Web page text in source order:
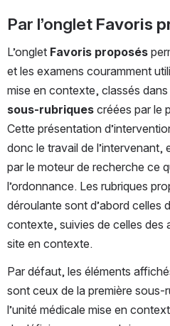
Par l’onglet Favoris
L’onglet Favoris proposés
et les examens couramment
mise en contexte, classés dans
sous-rubriques créées par le
Cette présentation
donc le travail de l’intervenant,
par le moteur de recherche ce
l’ordonnance. Les rubriques
déroulante sont d’abord celles
contexte, suivies de celles des
site en contexte.
Par défaut, les éléments
sont ceux de la première sous-
l’unité médicale mise en